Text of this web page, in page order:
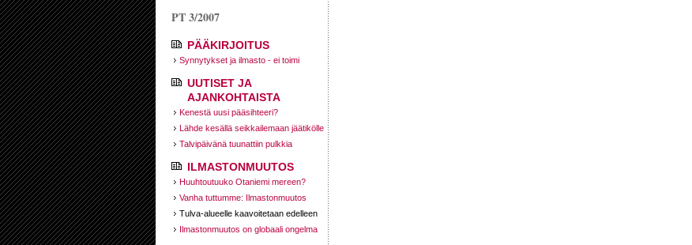
PT 3/2007
PÄÄKIRJOITUS
Synnytykset ja ilmasto - ei toimi
UUTISET JA
AJANKOHTAISTA
Kenestä uusi pääsihteeri?
Lähde kesällä seikkailemaan jäätikölle
Talvipäivänä tuunattiin pulkkia
ILMASTONMUUTOS
Huuhtoutuuko Otaniemi mereen?
Vanha tuttumme: Ilmastonmuutos
Tulva-alueelle kaavoitetaan edelleen
Ilmastonmuutos on globaali ongelma